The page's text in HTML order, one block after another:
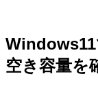
空き容量を